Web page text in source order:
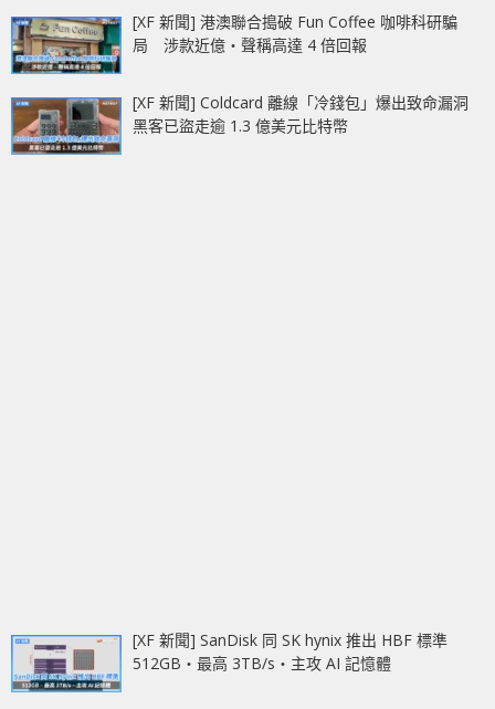
[XF 新聞] 港澳聯合搗破 Fun Coffee 咖啡科研騙
局 涉款近億‧聲稱高達 4 倍回報
[XF 新聞] Coldcard 離線「冷錢包」爆出致命漏洞
黑客已盜走逾 1.3 億美元比特幣
[XF 新聞] SanDisk 同 SK hynix 推出 HBF 標準
512GB‧最高 3TB/s‧主攻 AI 記憶體